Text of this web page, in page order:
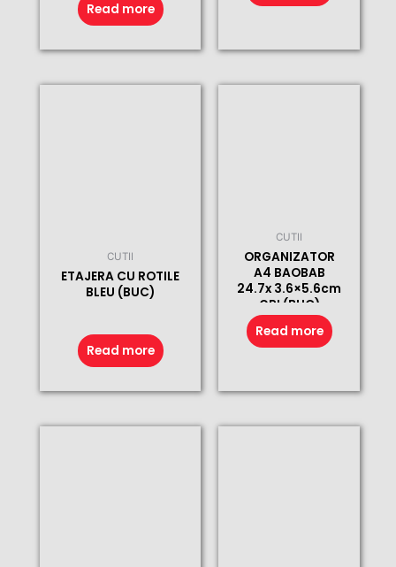
Read more
CUTII
ETAJERA CU ROTILE
BLEU (BUC)
Read more
CUTII
ORGANIZATOR
A4 BAOBAB
24.7x 3.6×5.6cm
GRI (BUC)
Read more